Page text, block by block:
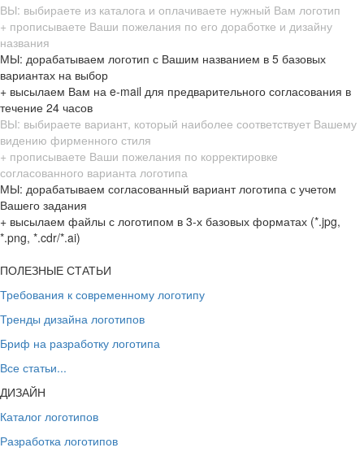
ВЫ: выбираете из каталога и оплачиваете нужный Вам логотип
+ прописываете Ваши пожелания по его доработке и дизайну
названия
МЫ: дорабатываем логотип с Вашим названием в 5 базовых
вариантах на выбор
+ высылаем Вам на e-mail для предварительного согласования в
течение 24 часов
ВЫ: выбираете вариант, который наиболее соответствует Вашему
видению фирменного стиля
+ прописываете Ваши пожелания по корректировке
согласованного варианта логотипа
МЫ: дорабатываем согласованный вариант логотипа с учетом
Вашего задания
+ высылаем файлы с логотипом в 3-х базовых форматах (*.jpg,
*.png, *.cdr/*.ai)
ПОЛЕЗНЫЕ СТАТЬИ
Требования к современному логотипу
Тренды дизайна логотипов
Бриф на разработку логотипа
Все статьи...
ДИЗАЙН
Каталог логотипов
Разработка логотипов